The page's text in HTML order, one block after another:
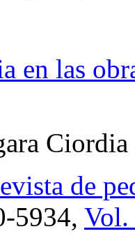
en las
Ciordia
de
5934, Vol.